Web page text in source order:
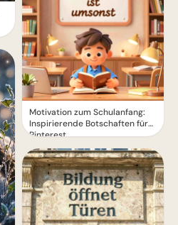
Motivation zum Schulanfang:
Inspirierende Botschaften für
Pinterest